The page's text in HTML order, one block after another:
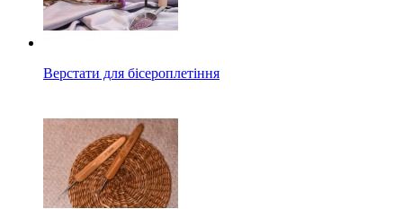
Верстати для бісероплетіння